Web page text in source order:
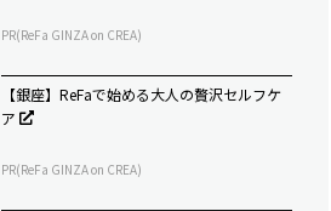
PR(ReFa GINZA on CREA)
【銀座】ReFaで始める大人の贅沢セルフケ
ア
PR(ReFa GINZA on CREA)